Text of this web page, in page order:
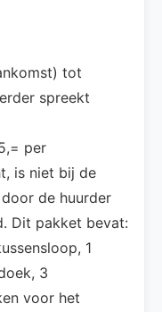
tot
spreekt
per
is niet bij de
de huurder
Dit pakket bevat:
1
3
voor het